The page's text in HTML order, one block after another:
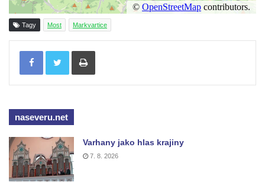
Zastřešená lávka v Čermákových sadech v
Rakovníku
Tyršův most přes Labe v Litoměřicích
Silniční most u Budyně nad Ohří
Silniční most přes Ohři mezi Doksany a
Lávka Frankovka přes Střelu jihozápadně
od Rabštejna nad Střelou
Most přes Moravanský potok u Dolních
Zálezel
Most přes Podlešínský potok pod
Tagy Most Markvartice
Tisknout
naseveru.net
Varhany jako hlas krajiny
7. 8. 2026